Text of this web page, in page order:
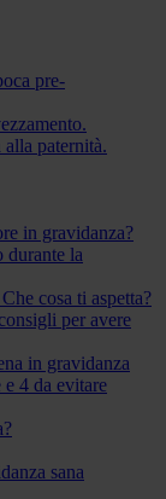
pre-
paternità.
in gravidanza?
durante la
cosa ti aspetta?
per avere
in gravidanza
4 da evitare
sana